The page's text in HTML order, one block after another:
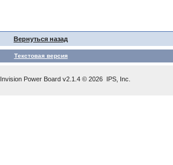
Вернуться назад
Текстовая версия
Invision Power Board v2.1.4 © 2026 IPS, Inc.